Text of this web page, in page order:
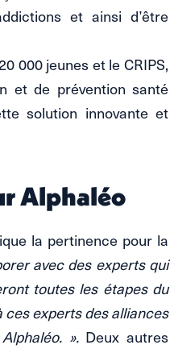
et ainsi d’être
000 jeunes et le CRIPS,
et de prévention santé
solution innovante et
Alphaléo
la pertinence pour la
avec des experts qui
toutes les étapes du
experts des alliances
».Deux autres